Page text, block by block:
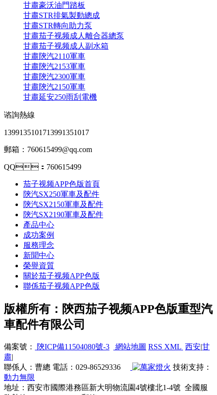
甘肅豪沃油門踏板
甘肅STR排氣製動總成
甘肅STR轉向助力泵
甘肅茄子视频成人離合器總泵
甘肅茄子视频成人副水箱
甘肅陝汽2110軍車
甘肅陝汽2153軍車
甘肅陝汽2300軍車
甘肅陝汽2150軍車
甘肅延安250雨刮電機
谘詢熱線
1399135101713991351017
郵箱：760615499@qq.com
QQ：760615499
茄子视频APP色版首頁
陝汽SX250軍車及配件
陝汽SX2150軍車及配件
陝汽SX2190軍車及配件
產品中心
成功案例
服務理念
新聞中心
榮譽資質
關於茄子视频APP色版
聯係茄子视频APP色版
版權所有：陝西茄子视频APP色版重型汽
車配件有限公司
備案號： 陝ICP備11504080號-3 網站地圖 RSS XML 西安|甘
肅|
聯係人：曹總 電話：029-86529336
技術支持：
動力無限
地址：西安市國際港務區新大明物流園4號樓北1-4號 全國服